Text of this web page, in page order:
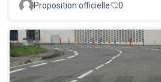
Proposition officielle 0